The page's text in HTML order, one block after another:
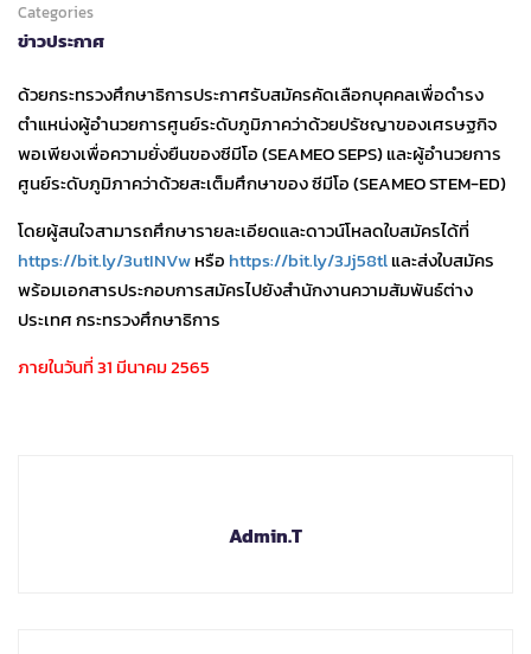
Categories
ข่าวประกาศ
ด้วยกระทรวงศึกษาธิการประกาศรับสมัครคัดเลือกบุคคลเพื่อดำรง
ตำแหน่งผู้อำนวยการศูนย์ระดับภูมิภาคว่าด้วยปรัชญาของเศรษฐกิจ
พอเพียงเพื่อความยั่งยืนของซีมีโอ (SEAMEO SEPS) และผู้อำนวยการ
ศูนย์ระดับภูมิภาคว่าด้วยสะเต็มศึกษาของ ซีมีโอ (SEAMEO STEM-ED)
โดยผู้สนใจสามารถศึกษารายละเอียดและดาวน์โหลดใบสมัครได้ที่
https://bit.ly/3utINVwหรือ https://bit.ly/3Jj58tlและส่งใบสมัคร
พร้อมเอกสารประกอบการสมัครไปยังสำนักงานความสัมพันธ์ต่าง
ประเทศ กระทรวงศึกษาธิการ
ภายในวันที่ 31 มีนาคม 2565
Admin.T